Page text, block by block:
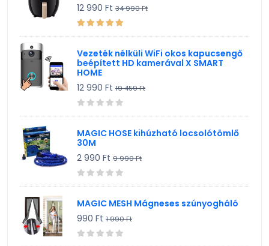
12 990 Ft 34 990 Ft
Vezeték nélküli WiFi okos kapucsengő
beépített HD kamerával X SMART
HOME
12 990 Ft 19 459 Ft
MAGIC HOSE kihúzható locsolótömlő
30M
2 990 Ft 9 990 Ft
MAGIC MESH Mágneses szúnyogháló
990 Ft 1 990 Ft